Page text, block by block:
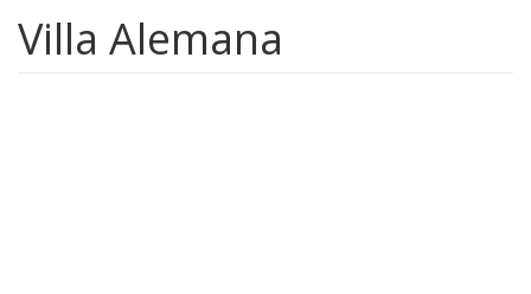
Villa Alemana